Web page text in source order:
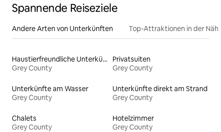
Spannende Reiseziele
Andere Arten von Unterkünften Top-Attraktionen in der
Haustierfreundliche Unterkünfte
Grey County
Privatsuiten
Grey County
Unterkünfte am Wasser
Grey County
Unterkünfte direkt am Strand
Grey County
Chalets
Grey County
Hotelzimmer
Grey County